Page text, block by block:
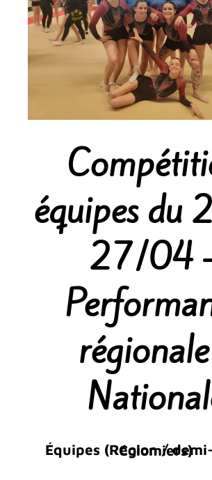
équipes du
27/04
Équipes (Région / demi-finale à Colomiers)